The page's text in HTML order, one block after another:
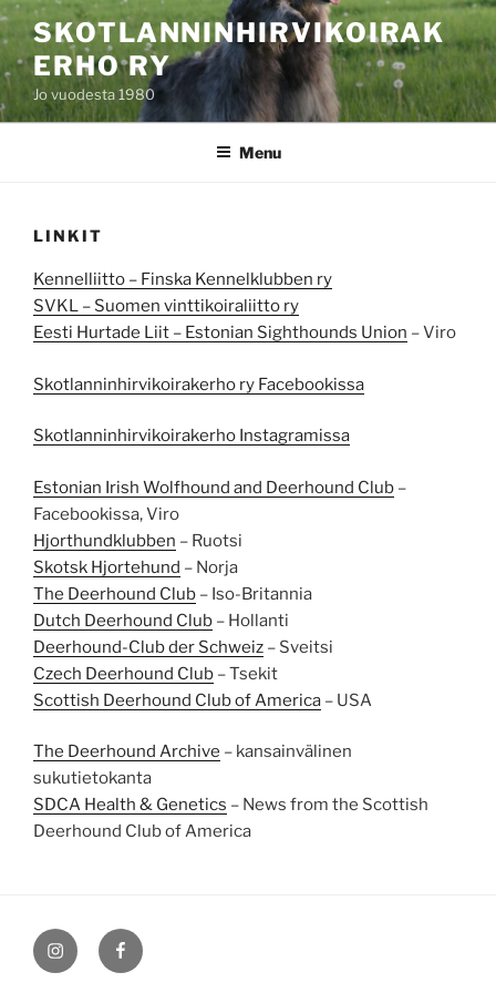
Skip
to
content
SKOTLANNINHIRVIKOIRAK
ERHO RY
Jo vuodesta 1980
Menu
LINKIT
Kennelliitto – Finska Kennelklubben ry
SVKL – Suomen vinttikoiraliitto ry
Eesti Hurtade Liit – Estonian Sighthounds Union – Viro
Skotlanninhirvikoirakerho ry Facebookissa
Skotlanninhirvikoirakerho Instagramissa
Estonian Irish Wolfhound and Deerhound Club –
Facebookissa, Viro
Hjorthundklubben – Ruotsi
Skotsk Hjortehund – Norja
The Deerhound Club – Iso-Britannia
Dutch Deerhound Club – Hollanti
Deerhound-Club der Schweiz – Sveitsi
Czech Deerhound Club – Tsekit
Scottish Deerhound Club of America – USA
The Deerhound Archive – kansainvälinen
sukutietokanta
SDCA Health & Genetics – News from the Scottish
Deerhound Club of America
InstagramFacebook